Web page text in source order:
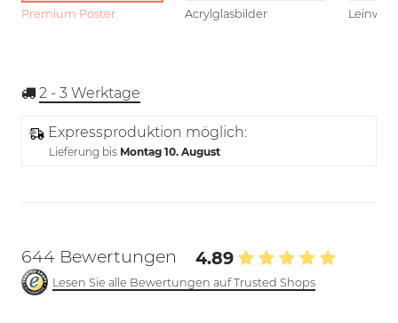
Premium Poster Acrylglasbilder
2 - 3 Werktage
Expressproduktion möglich:
Lieferung bis Montag 10. August
644 Bewertungen 4.89
Lesen Sie alle Bewertungen auf Trusted Shops